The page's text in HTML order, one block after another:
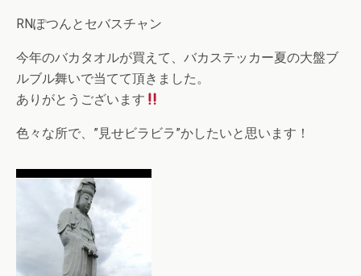
RNぽつんとセバスチャン
今年のバカタオルが買えて、バカステッカー夏の大盤ブ
ルブル舞いで当てて頂きました。
ありがとうございます
色々な所で、”見せビラビラ”かしたいと思います！